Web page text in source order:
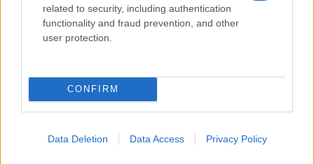
related to security, including authentication
functionality and fraud prevention, and other
user protection.
CONFIRM
Data Deletion Data Access Privacy Policy